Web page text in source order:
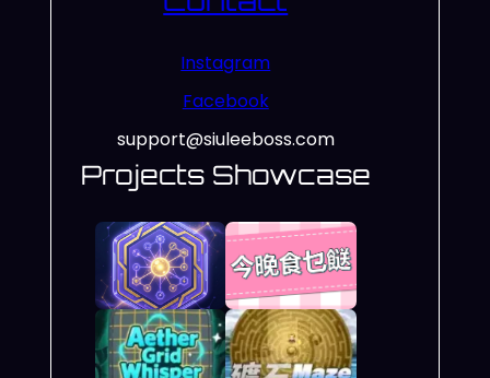
Instagram
Facebook
support@siuleeboss.com
Projects Showcase